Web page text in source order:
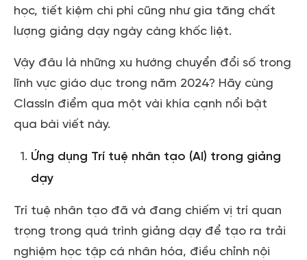
học, tiết kiệm chi phí cũng như gia tăng chất
lượng giảng dạy ngày càng khốc liệt.
Vậy đâu là những xu hướng chuyển đổi số trong
lĩnh vực giáo dục trong năm 2024? Hãy cùng
ClassIn điểm qua một vài khía cạnh nổi bật
qua bài viết này.
Ứng dụng Trí tuệ nhân tạo (AI) trong giảng
dạy
Trí tuệ nhân tạo đã và đang chiếm vị trí quan
trọng trong quá trình giảng dạy để tạo ra trải
nghiệm học tập cá nhân hóa, điều chỉnh nội